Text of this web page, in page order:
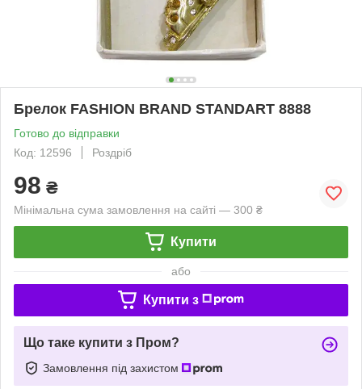
Брелок FASHION BRAND STANDART 8888
Готово до відправки
Код: 12596
Роздріб
98 ₴
Мінімальна сума замовлення на сайті — 300 ₴
Купити
або
Купити з
Що таке купити з Пром?
Замовлення під захистом